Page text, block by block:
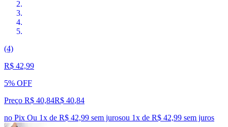
(4)
R$ 42,99
5% OFF
Preço R$ 40,84R$ 40,84
no Pix Ou 1x de R$ 42,99 sem jurosou 1x de R$ 42,99 sem juros